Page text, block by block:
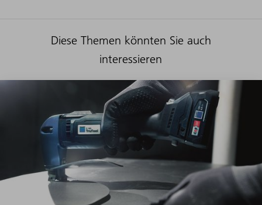
Diese Themen könnten Sie auch
interessieren